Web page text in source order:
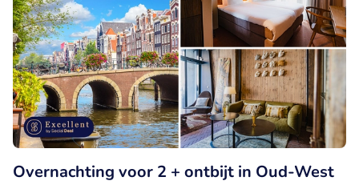
Overnachting voor 2 + ontbijt in Oud-West